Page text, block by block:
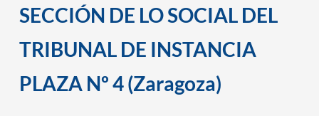
SECCIÓN DE LO SOCIAL DEL
TRIBUNAL DE INSTANCIA
PLAZA Nº 4 (Zaragoza)